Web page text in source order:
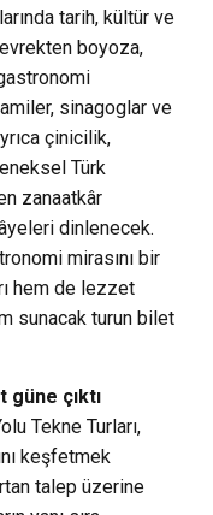
tarih, kültür ve
boyoza,
sinagoglar ve
çinicilik,
Türk
zanaatkâr
dinlenecek.
mirasını bir
hem de lezzet
sunacak turun bilet
güne çıktı
Tekne Turları,
keşfetmek
talep üzerine